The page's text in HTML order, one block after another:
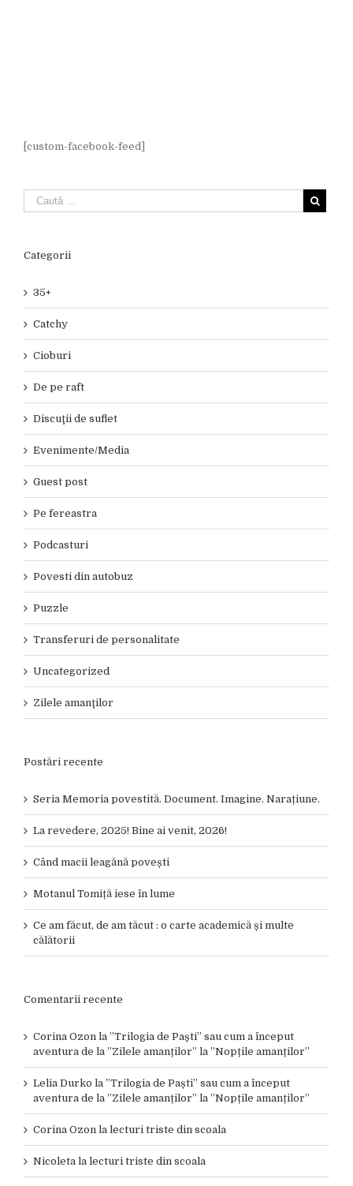
[custom-facebook-feed]
Categorii
35+
Catchy
Cioburi
De pe raft
Discuţii de suflet
Evenimente/Media
Guest post
Pe fereastra
Podcasturi
Povesti din autobuz
Puzzle
Transferuri de personalitate
Uncategorized
Zilele amanţilor
Postări recente
Seria Memoria povestită. Document. Imagine. Narațiune.
La revedere, 2025! Bine ai venit, 2026!
Când macii leagănă povești
Motanul Tomiță iese în lume
Ce am făcut, de am tăcut : o carte academică și multe
călătorii
Comentarii recente
Corina Ozon la ”Trilogia de Paști” sau cum a început
aventura de la ”Zilele amanților” la ”Nopțile amanților”
Lelia Durko la ”Trilogia de Paști” sau cum a început
aventura de la ”Zilele amanților” la ”Nopțile amanților”
Corina Ozon la lecturi triste din scoala
Nicoleta la lecturi triste din scoala